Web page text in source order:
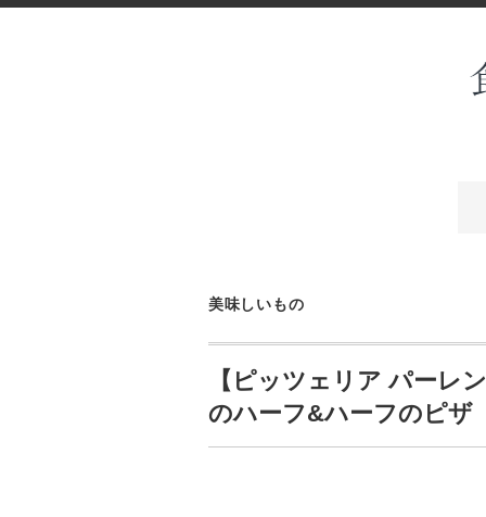
美味しいもの
【ピッツェリア パーレ
のハーフ&ハーフのピザ